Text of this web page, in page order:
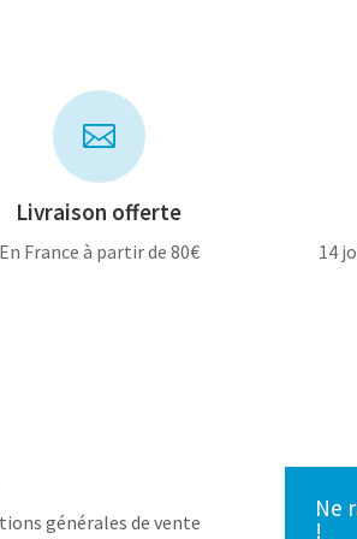

Livraison offerte
En France à partir de 80€ 14
générales de vente Ne
!